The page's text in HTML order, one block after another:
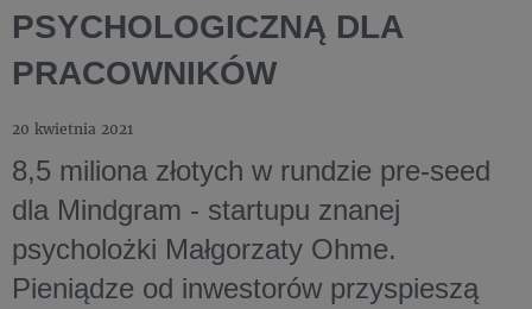
PSYCHOLOGICZNĄ DLA
PRACOWNIKÓW
20 kwietnia 2021
8,5 miliona złotych w rundzie pre-seed
dla Mindgram - startupu znanej
psycholożki Małgorzaty Ohme.
Pieniądze od inwestorów przyspieszą